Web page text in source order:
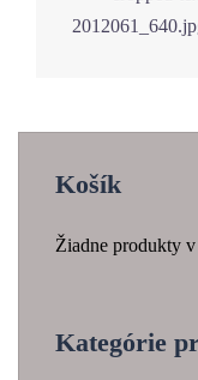
Košík
Žiadne produkty
Kategórie